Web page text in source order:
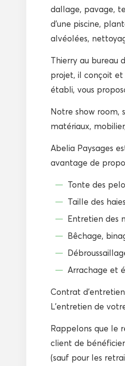
dallage, pavage,
d’une piscine,
alvéolées,
Thierry au bureau
projet, il conçoit
établi, vous
Notre show room,
matériaux,
Abelia Paysages
avantage de
Tonte des
Taille des
Entretien des
Bêchage,
Arrachage et
Contrat
L’entretien de
Rappelons que le
client de bénéficier
(sauf pour les